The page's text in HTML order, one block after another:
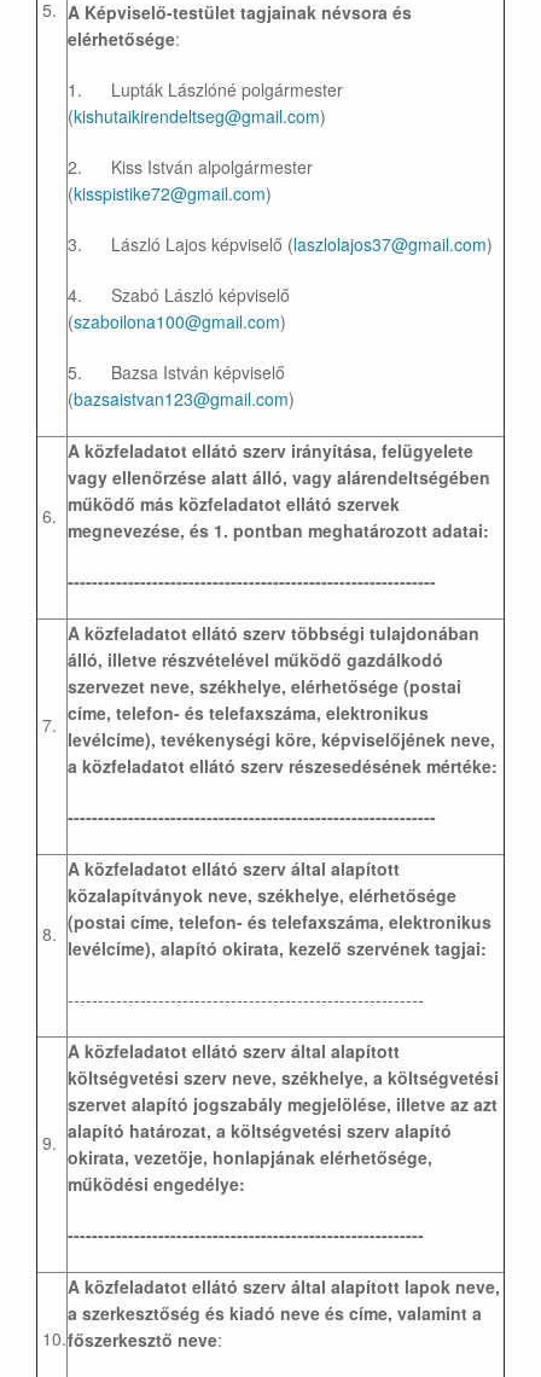
5. A Képviselő-testület tagjainak névsora és
elérhetősége:
1. Lupták Lászlóné polgármester
(kishutaikirendeltseg@gmail.com)
2. Kiss István alpolgármester
(kisspistike72@gmail.com)
3. László Lajos képviselő (laszlolajos37@gmail.com)
4. Szabó László képviselő
(szaboilona100@gmail.com)
5. Bazsa István képviselő
(bazsaistvan123@gmail.com)
6.
A közfeladatot ellátó szerv irányítása, felügyelete
vagy ellenőrzése alatt álló, vagy alárendeltségében
működő más közfeladatot ellátó szervek
megnevezése, és 1. pontban meghatározott adatai:
-------------------------------------------------------------
7.
A közfeladatot ellátó szerv többségi tulajdonában
álló, illetve részvételével működő gazdálkodó
szervezet neve, székhelye, elérhetősége (postai
címe, telefon- és telefaxszáma, elektronikus
levélcíme), tevékenységi köre, képviselőjének neve,
a közfeladatot ellátó szerv részesedésének mértéke:
-------------------------------------------------------------
8.
A közfeladatot ellátó szerv által alapított
közalapítványok neve, székhelye, elérhetősége
(postai címe, telefon- és telefaxszáma, elektronikus
levélcíme), alapító okirata, kezelő szervének tagjai:
-----------------------------------------------------------
9.
A közfeladatot ellátó szerv által alapított
költségvetési szerv neve, székhelye, a költségvetési
szervet alapító jogszabály megjelölése, illetve az azt
alapító határozat, a költségvetési szerv alapító
okirata, vezetője, honlapjának elérhetősége,
működési engedélye:
-----------------------------------------------------------
10.
A közfeladatot ellátó szerv által alapított lapok neve,
a szerkesztőség és kiadó neve és címe, valamint a
főszerkesztő neve: